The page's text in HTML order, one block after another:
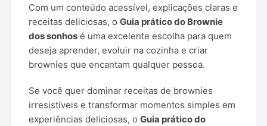
Com um conteúdo acessível, explicações claras e
receitas deliciosas, oGuia prático do Brownie
dos sonhos é uma excelente escolha para quem
deseja aprender, evoluir na cozinha e criar
brownies que encantam qualquer pessoa.
Se você quer dominar receitas de brownies
irresistíveis e transformar momentos simples em
experiências deliciosas, oGuia prático do